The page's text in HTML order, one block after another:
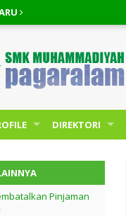
DIREKTORI
Pinjaman